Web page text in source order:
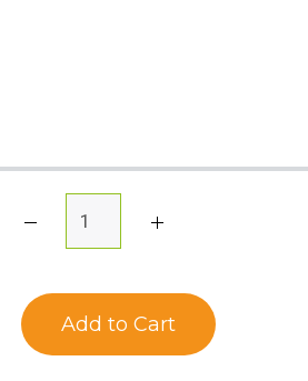
fantastico albo, all'interno troverai